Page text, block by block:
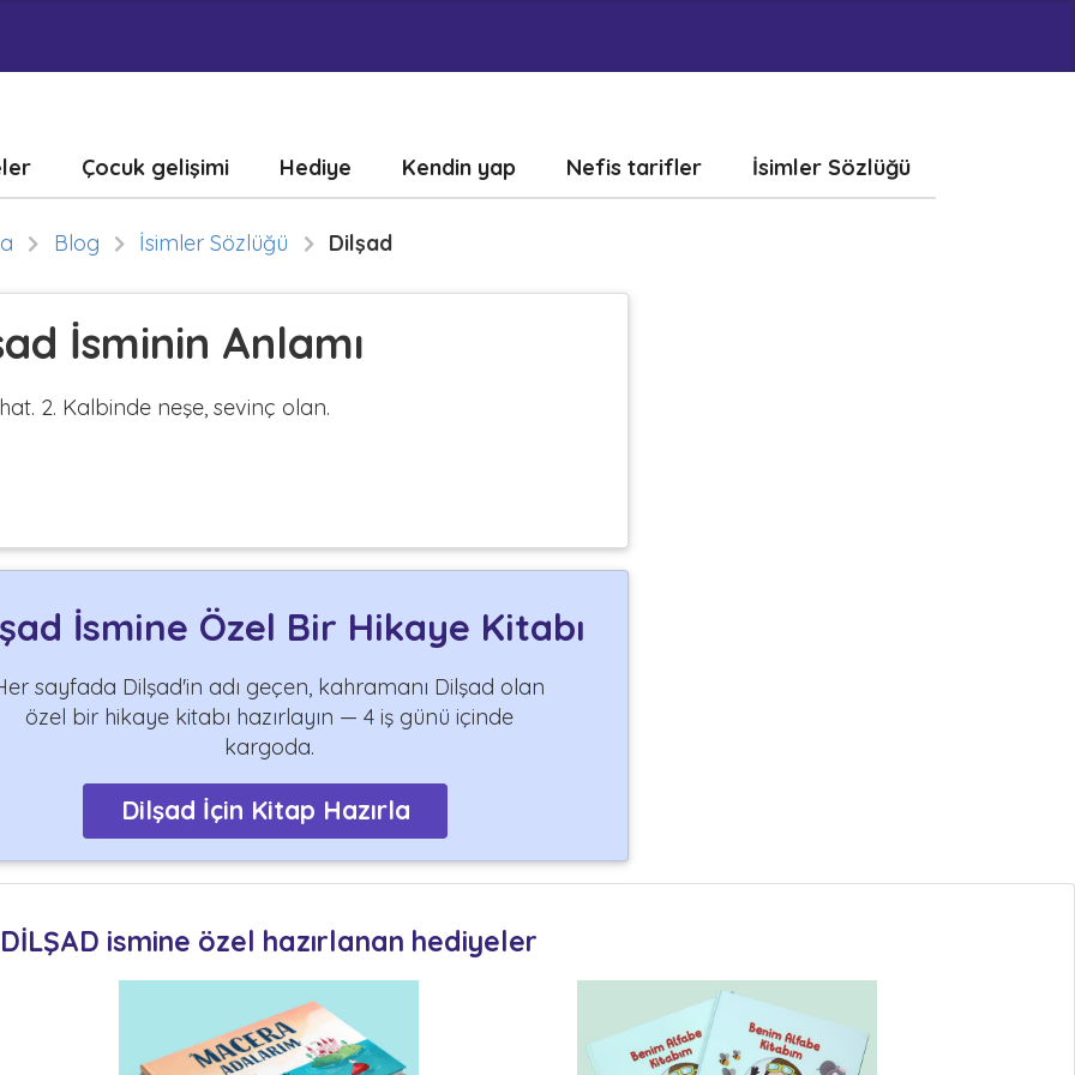
Çocuk gelişimi Hediye Kendin yap Nefis tarifler İsimler Sözlüğü
Blog İsimler Sözlüğü Dilşad
İsminin Anlamı
2. Kalbinde neşe, sevinç olan.
İsmine Özel Bir Hikaye Kitabı
sayfada Dilşad'in adı geçen, kahramanı Dilşad olan
özel bir hikaye kitabı hazırlayın — 4 iş günü içinde
kargoda.
Dilşad İçin Kitap Hazırla
DİLŞAD ismine özel hazırlanan hediyeler